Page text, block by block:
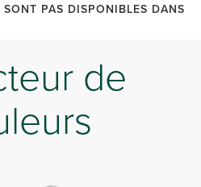
PAS DISPONIBLES DANS
de